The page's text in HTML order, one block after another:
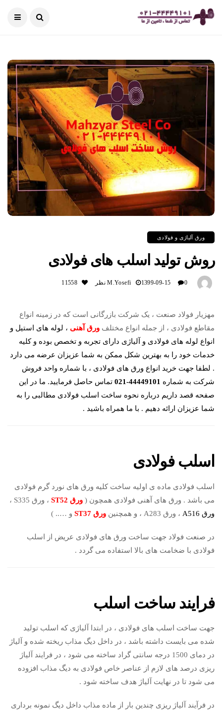
ورق آلیاژی و فولادی
روش تولید اسلب های فولادی
M.yosefi 1399-09-15 0 نظر
مهزیار فولاد صنعت ، یک شرکت بازرگانی است که در زمینه انواع
مقاطع فولادی ، از جمله انواع مختلف ورق آهنی ، لوله های استیل و
انواع لوله های فولادی و آلیاژی دارای تجربه و تخصص بوده و کلیه
خدمات خود را به بهترین شکل ممکن به شما عزیزان عرضه می دارد
. لطفا جهت خرید انواع ورق های فولادی ، با شماره واحد فروش
شرکت به شماره 44449101-021
تماس حاصل فرمایید. ما در این
صفحه قصد داریم درباره نحوه ساخت اسلب فولادی مطالبی را به
شما عزیزان ارائه دهیم . با ما همراه باشید .
اسلب فولادی
اسلب فولادی ماده ی اولیه ساخت کلیه ورق های نورد گرم فولادی
می باشد . ورق های آهنی فولادی همچون ( ورق ST52
، ورق S335 ،
ورق A516
، ورق A283 ، و همچنین ورق ST37 و ….. )
در صنعت فولاد جهت ساخت ورق های فولادی عریض از اسلب
فولادی با ضخامت های بالا استفاده می گردد .
فرایند ساخت اسلب
جهت ساخت اسلب های فولادی ، در ابتدا آلیاژی که اسلب تولید
شده می بایست داشته باشد ، در داخل دیگ مذاب ریخته شده و آلیاژ
در دمای 1500 درجه سانتی گراد ساخته می شود ، در فرایند آلیاژ
ریزی درصد های لازم از عناصر خاص فولادی به دیگ مذاب افزوده
می شود تا در نهایت آلیاژ هدف ساخته شود .
در فرآیند آلیاژ ریزی چندین بار از ماده مذاب داخل دیگ نمونه برداری